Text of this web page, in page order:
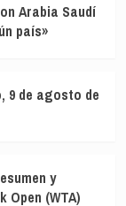
Arabia Saudí
país»
9 de agosto de
y
(WTA)